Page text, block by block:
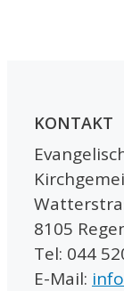
KONTAKT
8105
Tel: 044
E-Mail: